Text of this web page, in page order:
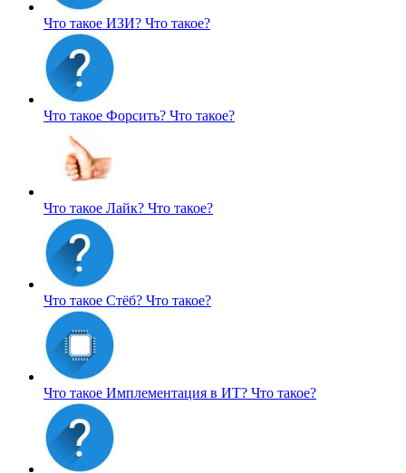
Что такое ИЗИ? Что такое?
Что такое Форсить? Что такое?
Что такое Лайк? Что такое?
Что такое Стёб? Что такое?
Что такое Имплементация в ИТ? Что такое?